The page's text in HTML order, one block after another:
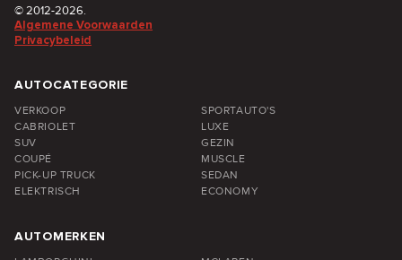
© 2012-2026.
Algemene Voorwaarden
Privacybeleid
AUTOCATEGORIE
VERKOOP
SPORTAUTO'S
CABRIOLET
LUXE
SUV
GEZIN
COUPÉ
MUSCLE
PICK-UP TRUCK
SEDAN
ELEKTRISCH
ECONOMY
AUTOMERKEN